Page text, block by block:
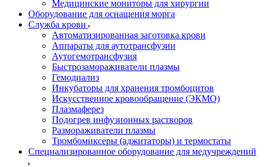
Медицинские мониторы для хирургии
Оборудование для оснащения морга
Служба крови
Автоматизированная заготовка крови
Аппараты для аутотрансфузии
Аутогемотрансфузия
Быстрозамораживатели плазмы
Гемодиализ
Инкубаторы для хранения тромбоцитов
Искусственное кровообращение (ЭКМО)
Плазмаферез
Подогрев инфузионных растворов
Размораживатели плазмы
Тромбомиксеры (аджитаторы) и термостаты
Специализированное оборудование для медучреждений